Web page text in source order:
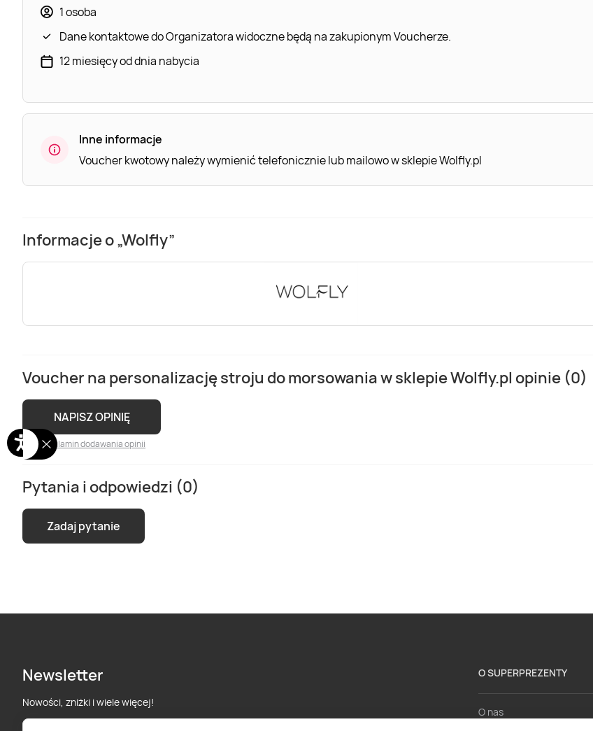
1 osoba
Dane kontaktowe do Organizatora widoczne będą na zakupionym Voucherze.
12 miesięcy od dnia nabycia
Inne informacje
Voucher kwotowy należy wymienić telefonicznie lub mailowo w sklepie Wolfly.pl
Informacje o „Wolfly”
Voucher na personalizację stroju do morsowania w sklepie Wolfly.pl opinie (0)
NAPISZ OPINIĘ
Regulamin dodawania opinii
Pytania i odpowiedzi (0)
Zadaj pytanie
Newsletter
Nowości, zniżki i wiele więcej!
O SUPERPREZENTY
O nas